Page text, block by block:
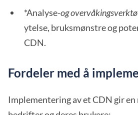
*Analyse-og
ytelse, bruksmønstre og
CDN.
Fordeler med å
Implementering av et CDN gir